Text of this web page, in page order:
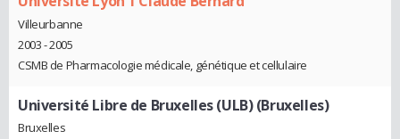
Villeurbanne
2003 - 2005
CSMB de Pharmacologie médicale, génétique et cellulaire
Université Libre de Bruxelles (ULB) (Bruxelles)
Bruxelles